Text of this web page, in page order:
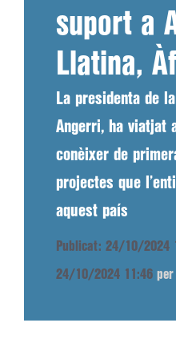
suport a
Llatina,
La presidenta de
Angerri, ha viatjat
conèixer de
projectes que
aquest país
Publicat: 24/10/2024
24/10/2024 11:46 per